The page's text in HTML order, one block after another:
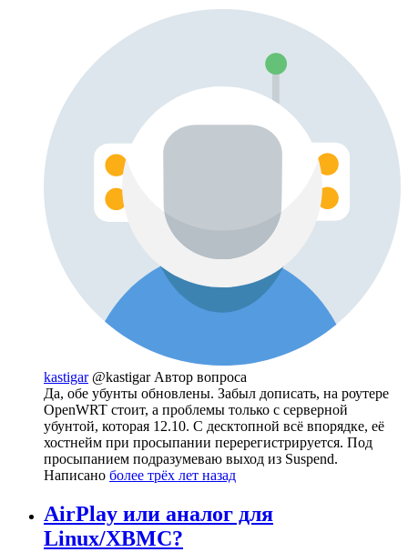
kastigar @kastigar Автор вопроса
Да, обе убунты обновлены. Забыл дописать, на роутере
OpenWRT стоит, а проблемы только с серверной
убунтой, которая 12.10. С десктопной всё впорядке, её
хостнейм при просыпании перерегистрируется. Под
просыпанием подразумеваю выход из Suspend.
Написано более трёх лет назад
AirPlay или аналог для
Linux/XBMC?